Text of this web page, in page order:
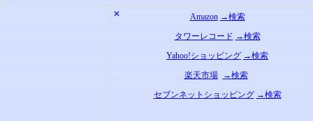
✕ Amazon →検索
タワーレコード →検索
Yahoo!ショッピング →検索
楽天市場
→検索
セブンネットショッピング →検索